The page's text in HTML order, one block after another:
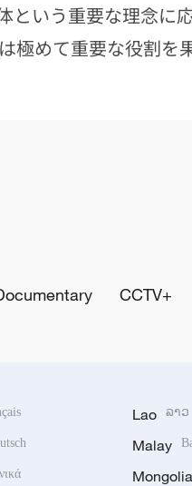
いう重要な理念に応
めて重要な役割を
CCTV+
Lao ລາວ
Malay